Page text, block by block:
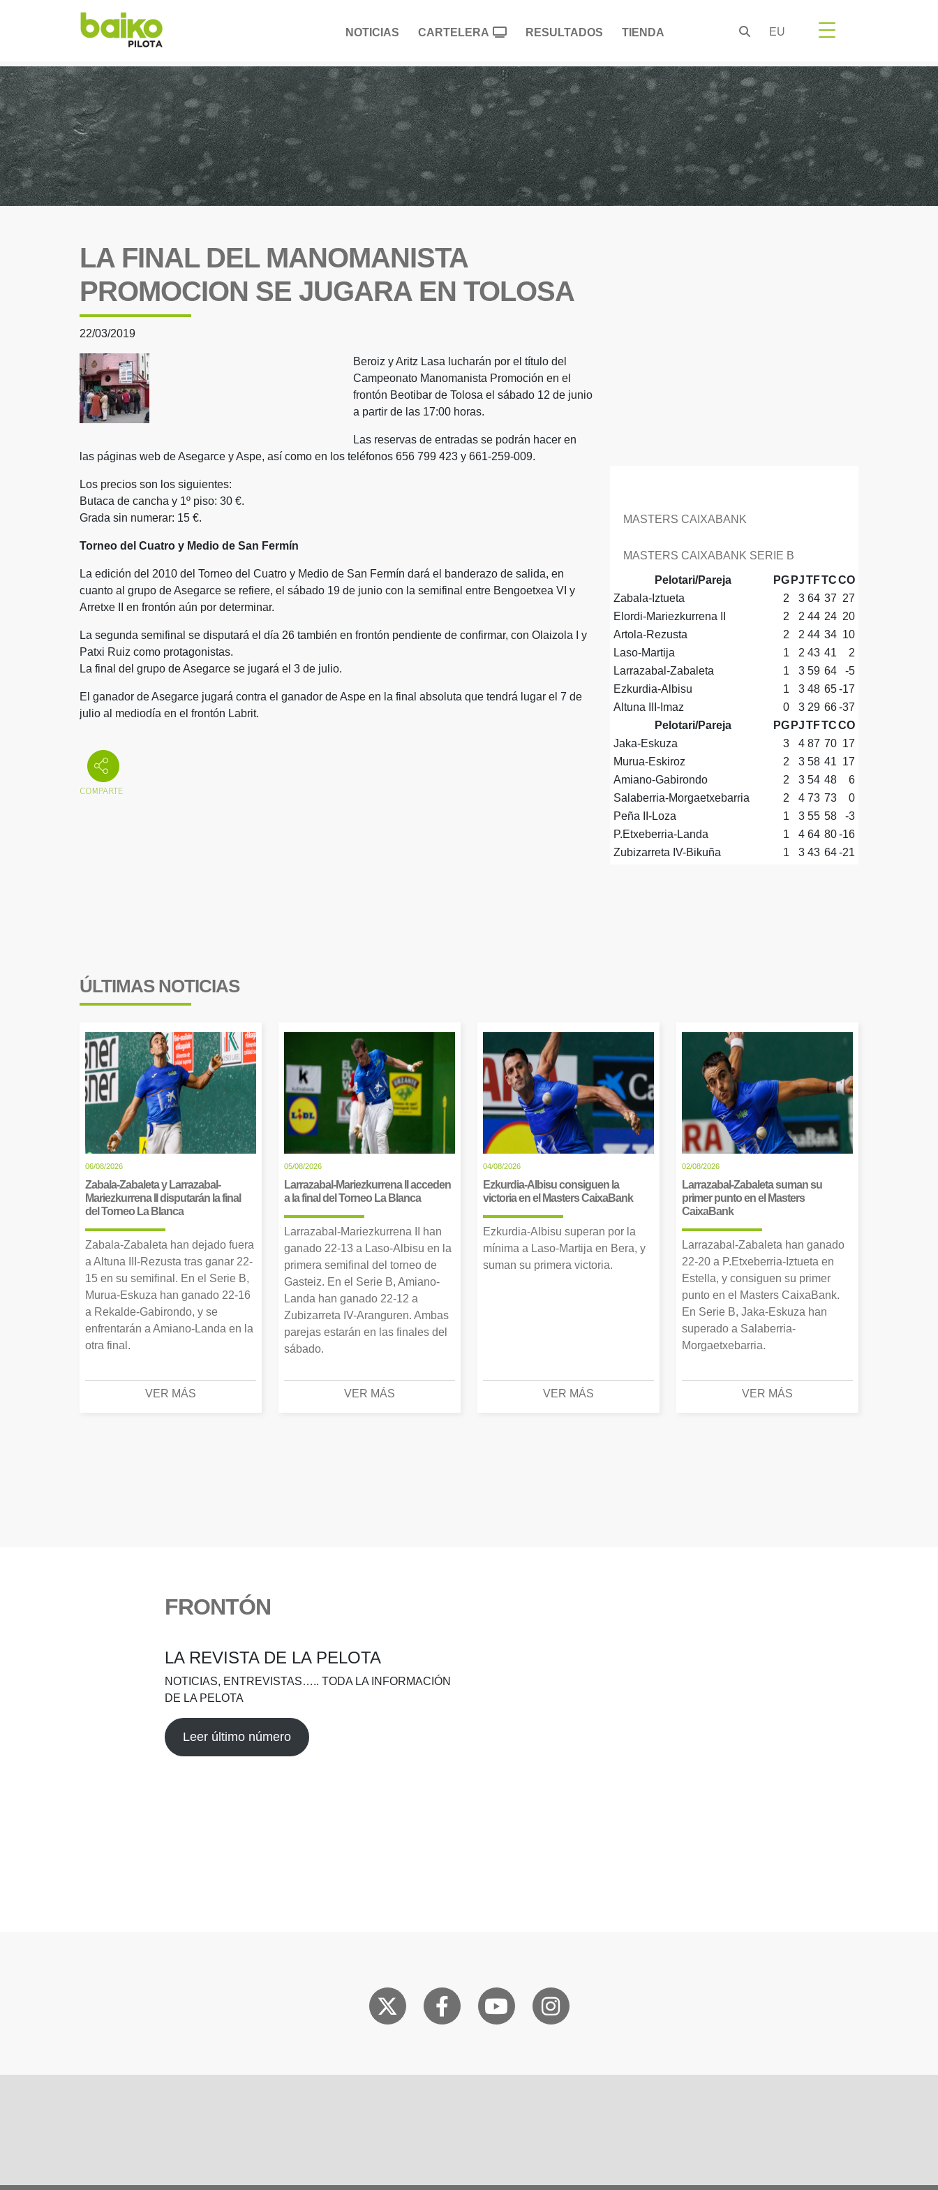
NOTICIAS CARTELERA RESULTADOS TIENDA EU
LA FINAL DEL MANOMANISTA
PROMOCION SE JUGARA EN TOLOSA
22/03/2019
Beroiz y Aritz Lasa lucharán por el título del
Campeonato Manomanista Promoción en el
frontón Beotibar de Tolosa el sábado 12 de junio
a partir de las 17:00 horas.
Las reservas de entradas se podrán hacer en
las páginas web de Asegarce y Aspe, así como en los teléfonos 656 799 423 y 661-259-009.
Los precios son los siguientes:
Butaca de cancha y 1º piso: 30 €.
Grada sin numerar: 15 €.
Torneo del Cuatro y Medio de San Fermín
La edición del 2010 del Torneo del Cuatro y Medio de San Fermín dará el banderazo de salida, en
cuanto al grupo de Asegarce se refiere, el sábado 19 de junio con la semifinal entre Bengoetxea VI y
Arretxe II en frontón aún por determinar.
La segunda semifinal se disputará el día 26 también en frontón pendiente de confirmar, con Olaizola I y
Patxi Ruiz como protagonistas.
La final del grupo de Asegarce se jugará el 3 de julio.
El ganador de Asegarce jugará contra el ganador de Aspe en la final absoluta que tendrá lugar el 7 de
julio al mediodía en el frontón Labrit.
MASTERS CAIXABANK
MASTERS CAIXABANK SERIE B
Pelotari/Pareja PG PJTFTCCO
Zabala-Iztueta
2 3 64 37 27
Elordi-Mariezkurrena II
2 2 44 24 20
Artola-Rezusta
2 2 44 34 10
Laso-Martija
1 2 43 41
2
Larrazabal-Zabaleta
1 3 59 64
-5
Ezkurdia-Albisu
1 3 48 65-17
Altuna III-Imaz
0 3 29 66-37
Pelotari/Pareja
PG PJTFTCCO
Jaka-Eskuza
3 4 87 70 17
Murua-Eskiroz
2 3 58 41 17
Amiano-Gabirondo
2 3 54 48
6
Salaberria-Morgaetxebarria
2 4 73 73
0
Peña II-Loza
1 3 55 58
-3
P.Etxeberria-Landa
1 4 64 80-16
Zubizarreta IV-Bikuña
1 3 43 64-21
ÚLTIMAS NOTICIAS
06/08/2026
Zabala-Zabaleta y Larrazabal-
Mariezkurrena II disputarán la final
del Torneo La Blanca
Zabala-Zabaleta han dejado fuera
a Altuna III-Rezusta tras ganar 22-
15 en su semifinal. En el Serie B,
Murua-Eskuza han ganado 22-16
a Rekalde-Gabirondo, y se
enfrentarán a Amiano-Landa en la
otra final.
VER MÁS
05/08/2026
Larrazabal-Mariezkurrena II acceden
a la final del Torneo La Blanca
Larrazabal-Mariezkurrena II han
ganado 22-13 a Laso-Albisu en la
primera semifinal del torneo de
Gasteiz. En el Serie B, Amiano-
Landa han ganado 22-12 a
Zubizarreta IV-Aranguren. Ambas
parejas estarán en las finales del
sábado.
VER MÁS
04/08/2026
Ezkurdia-Albisu consiguen la
victoria en el Masters CaixaBank
Ezkurdia-Albisu superan por la
mínima a Laso-Martija en Bera, y
suman su primera victoria.
VER MÁS
02/08/2026
Larrazabal-Zabaleta suman su
primer punto en el Masters
CaixaBank
Larrazabal-Zabaleta han ganado
22-20 a P.Etxeberria-Iztueta en
Estella, y consiguen su primer
punto en el Masters CaixaBank.
En Serie B, Jaka-Eskuza han
superado a Salaberria-
Morgaetxebarria.
VER MÁS
FRONTÓN
LA REVISTA DE LA PELOTA
NOTICIAS, ENTREVISTAS….. TODA LA INFORMACIÓN
DE LA PELOTA
Leer último número